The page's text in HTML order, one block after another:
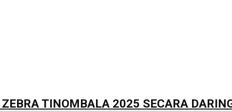
TINOMBALA 2025 SECARA